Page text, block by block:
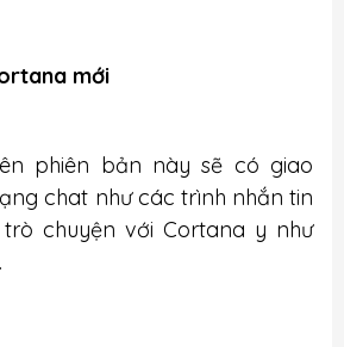
mới
phiên bản này sẽ có giao
chat như các trình nhắn tin
trò chuyện với Cortana y như